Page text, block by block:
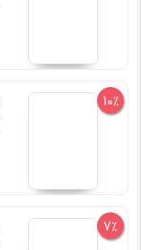
10%
7%